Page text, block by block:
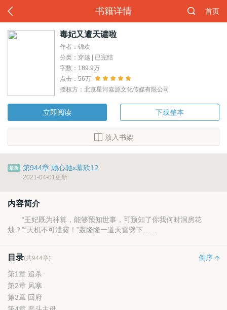
书籍详情 首页
毒妃又遭天谴啦
作者：锦欢
分类：穿越 | 已完结
字数：189.9万
点击：56万
授权方：北京星河嘉源文化传媒有限公司
立即阅读 下载整本
放入书架
第944章 顾心驰x慕欣12
2021-04-01更新
内容简介
“王妃既为神算，能够预知世事，可预知了你我何时洞房花
烛？”“天机不可泄露！”轰隆隆一道天雷劈下……
目录(共944章)
倒序
第1章 追杀
第2章 风寒
第3章 回府